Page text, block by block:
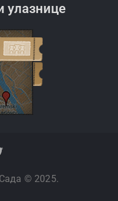
улазнице
© 2025.